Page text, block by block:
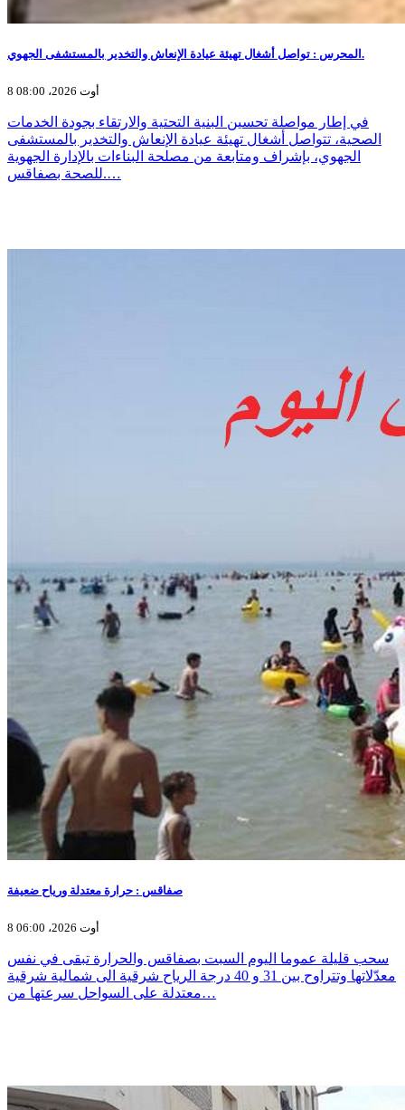
المحرس : تواصل أشغال تهيئة عيادة الإنعاش والتخدير بالمستشفى الجهوي.
8 أوت 2026، 08:00
في إطار مواصلة تحسين البنية التحتية والارتقاء بجودة الخدمات
الصحية، تتواصل أشغال تهيئة عيادة الإنعاش والتخدير بالمستشفى
الجهوي، بإشراف ومتابعة من مصلحة البناءات بالإدارة الجهوية
للصحة بصفاقس.…
صفاقس : حرارة معتدلة ورياح ضعيفة
8 أوت 2026، 06:00
سحب قليلة عموما اليوم السبت بصفاقس والحرارة تبقى في نفس
معدّلاتها وتتراوح بين 31 و 40 درجة الرياح شرقية الى شمالية شرقية
معتدلة على السواحل سرعتها من…